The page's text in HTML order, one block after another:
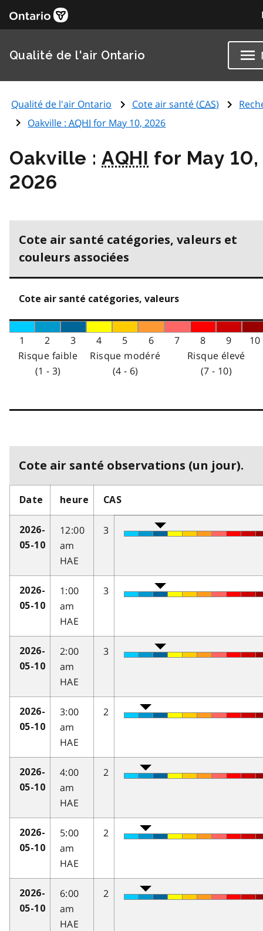
Qualité de l'air Ontario
Qualité de l'air Ontario Cote air santé (CAS)
Oakville :AQHI for May 10, 2026
Oakville :AQHI for May 10,
2026
Cote air santé catégories, valeurs et
couleurs associées
Cote air santé catégories, valeurs
1 2 3 4 5 6 7 8 9
10
Risque faible
(1 - 3)
Risque modéré
(4 - 6)
Risque élevé
(7 - 10)
Cote air santé observations (un jour).
Date heure CAS
2026-
05-10
12:00
am
HAE
3
2026-
05-10
1:00
am
HAE
3
2026-
05-10
2:00
am
HAE
3
2026-
05-10
3:00
am
HAE
2
2026-
05-10
4:00
am
HAE
2
2026-
05-10
5:00
am
HAE
2
2026-
05-10
6:00
am
HAE
2